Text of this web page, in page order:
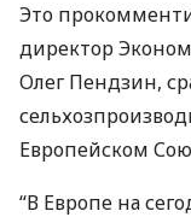
Это
директор
Олег Пендзин,
Европейском
“В Европе на